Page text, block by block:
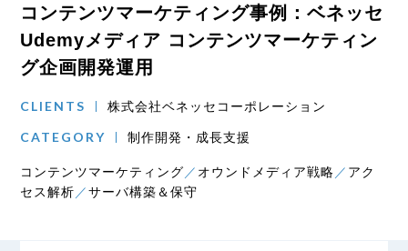
コンテンツマーケティング事例：ベネッセ
Udemyメディア コンテンツマーケティン
グ企画開発運用
CLIENTS 株式会社ベネッセコーポレーション
CATEGORY 制作開発・成長支援
コンテンツマーケティング オウンドメディア戦略
アク
セス解析
サーバ構築＆保守